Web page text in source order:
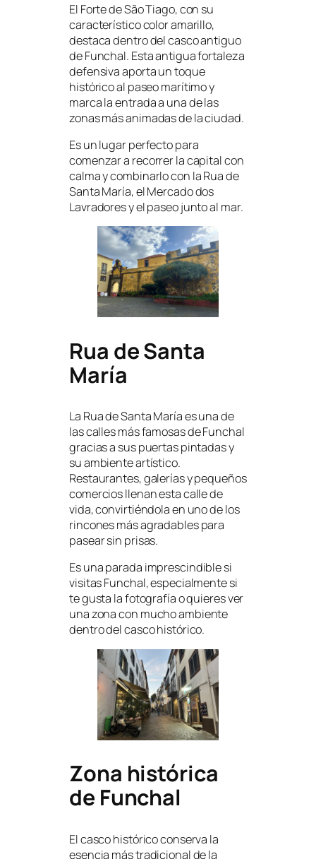
El Forte de São Tiago, con su
característico color amarillo,
destaca dentro del casco antiguo
de Funchal. Esta antigua fortaleza
defensiva aporta un toque
histórico al paseo marítimo y
marca la entrada a una de las
zonas más animadas de la ciudad.
Es un lugar perfecto para
comenzar a recorrer la capital con
calma y combinarlo con la Rua de
Santa María, el Mercado dos
Lavradores y el paseo junto al mar.
Rua de Santa
María
La Rua de Santa María es una de
las calles más famosas de Funchal
gracias a sus puertas pintadas y
su ambiente artístico.
Restaurantes, galerías y pequeños
comercios llenan esta calle de
vida, convirtiéndola en uno de los
rincones más agradables para
pasear sin prisas.
Es una parada imprescindible si
visitas Funchal, especialmente si
te gusta la fotografía o quieres ver
una zona con mucho ambiente
dentro del casco histórico.
Zona histórica
de Funchal
El casco histórico conserva la
esencia más tradicional de la